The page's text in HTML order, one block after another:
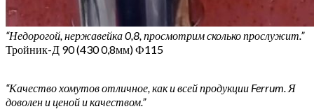
“Недорогой, нержавейка 0,8, просмотрим сколько прослужит.”
Тройник-Д 90 (430 0,8мм) Ф115
“Качество хомутов отличное, как и всей продукции Ferrum. Я
доволен и ценой и качеством.”